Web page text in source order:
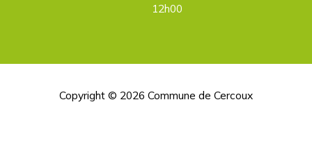
12h00
Copyright © 2026 Commune de Cercoux